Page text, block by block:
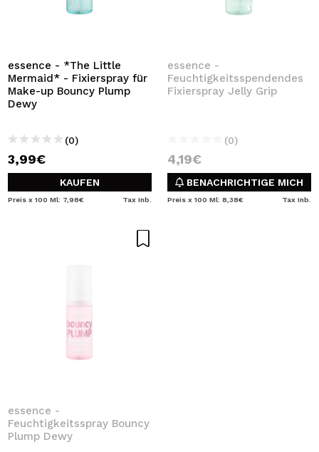
essence - *The Little
Mermaid* - Fixierspray für
Make-up Bouncy Plump
Dewy
(0)
3,99€
KAUFEN
Preis x 100 Ml: 7,98€ Tax Inb.
essence -
Feuchtigkeitsspendendes
Fixierspray Jelly Grip
(0)
4,19€
BENACHRICHTIGE MICH
Preis x 100 Ml: 8,38€ Tax Inb.
essence -
Feuchtigkeitsspray Bouncy
Plump Dewy